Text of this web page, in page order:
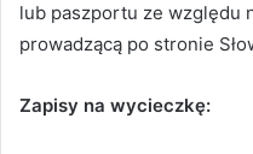
lub paszportu ze względu
prowadzącą po stronie
Zapisy na wycieczkę: